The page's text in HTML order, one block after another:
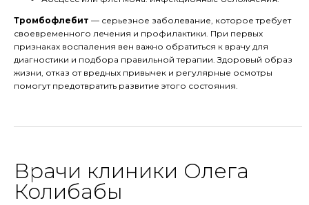
Тромбофлебит — серьезное заболевание, которое требует
своевременного лечения и профилактики. При первых
признаках воспаления вен важно обратиться к врачу для
диагностики и подбора правильной терапии. Здоровый образ
жизни, отказ от вредных привычек и регулярные осмотры
помогут предотвратить развитие этого состояния.
Врачи клиники Олега
Колибабы